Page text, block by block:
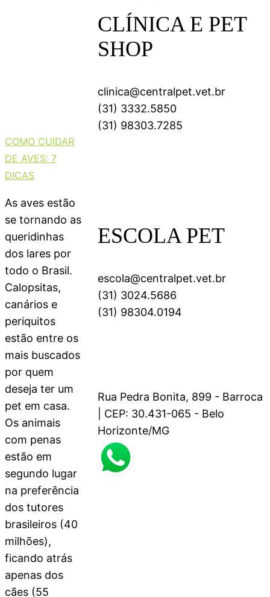
COMO CUIDAR
DE AVES: 7
DICAS
As aves estão
se tornando as
queridinhas
dos lares por
todo o Brasil.
Calopsitas,
canários e
periquitos
estão entre os
mais buscados
por quem
deseja ter um
pet em casa.
Os animais
com penas
estão em
segundo lugar
na preferência
dos tutores
brasileiros (40
milhões),
ficando atrás
apenas dos
cães (55
CLÍNICA E PET
SHOP
clinica@centralpet.vet.br
(31) 3332.5850
(31) 98303.7285
ESCOLA PET
escola@centralpet.vet.br
(31) 3024.5686
(31) 98304.0194
Rua Pedra Bonita, 899 - Barroca
| CEP: 30.431-065 - Belo
Horizonte/MG